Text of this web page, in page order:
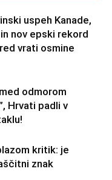
uspeh Kanade,
nov epski rekord
vrati osmine
odmorom
Hrvati padli v
kritik: je
znak